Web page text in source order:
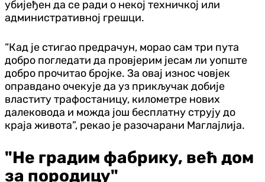
убијеђен да се ради о некој техничкој или
административној грешци.
“Кад је стигао предрачун, морао сам три пута
добро погледати да провјерим јесам ли уопште
добро прочитао бројке. За овај износ човјек
оправдано очекује да уз прикључак добије
властиту трафостаницу, километре нових
далековода и можда још бесплатну струју до
краја живота”, рекао је разочарани Маглајлија.
"Не градим фабрику, већ дом
за породицу"